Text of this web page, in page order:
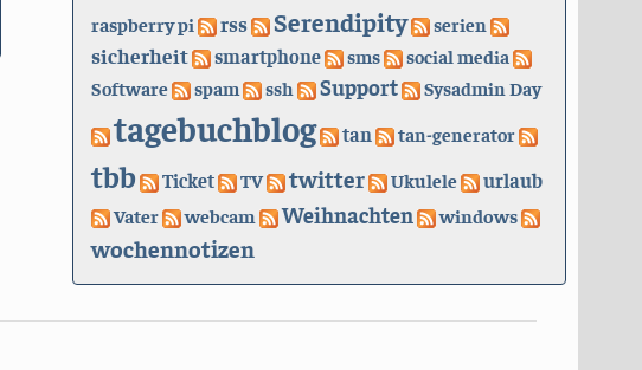
raspberry pi rss Serendipity serien
sicherheit smartphone sms
social media
Software
spam ssh Support Sysadmin Day
tagebuchblog tan tan-generator
tbb Ticket TV twitter Ukulele urlaub
Vater webcam Weihnachten windows
wochennotizen